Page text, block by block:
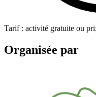
Tarif : activité gratuite ou
Organisée par